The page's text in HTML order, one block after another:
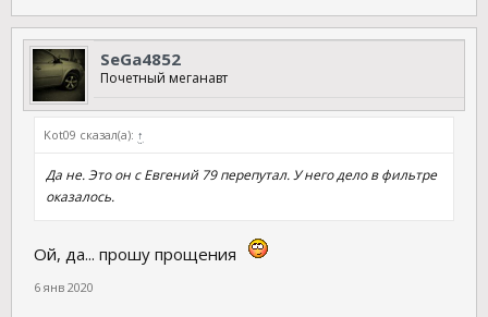
SeGa4852
Почетный меганавт
Kot09 сказал(а): ↑
Да не. Это он с Евгений 79 перепутал. У него дело в фильтре
оказалось.
Ой, да... прошу прощения
6 янв 2020